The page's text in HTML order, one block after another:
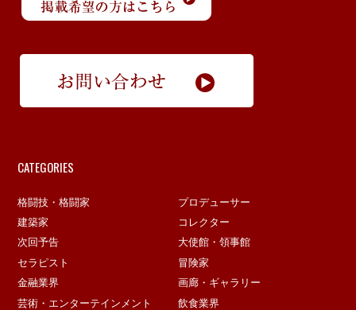
CATEGORIES
格闘技・格闘家
プロデューサー
建築家
コレクター
次回予告
大使館・領事館
セラピスト
冒険家
金融業界
画廊・ギャラリー
芸術・エンターテインメント
飲食業界